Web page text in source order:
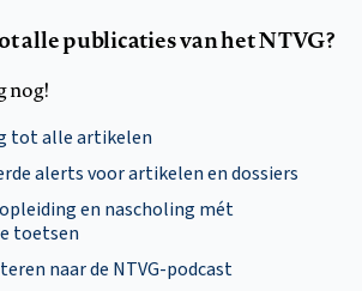
alle publicaties van het NTVG?
nog!
tot alle artikelen
alerts voor artikelen en dossiers
en nascholing mét
toetsen
naar de NTVG-podcast